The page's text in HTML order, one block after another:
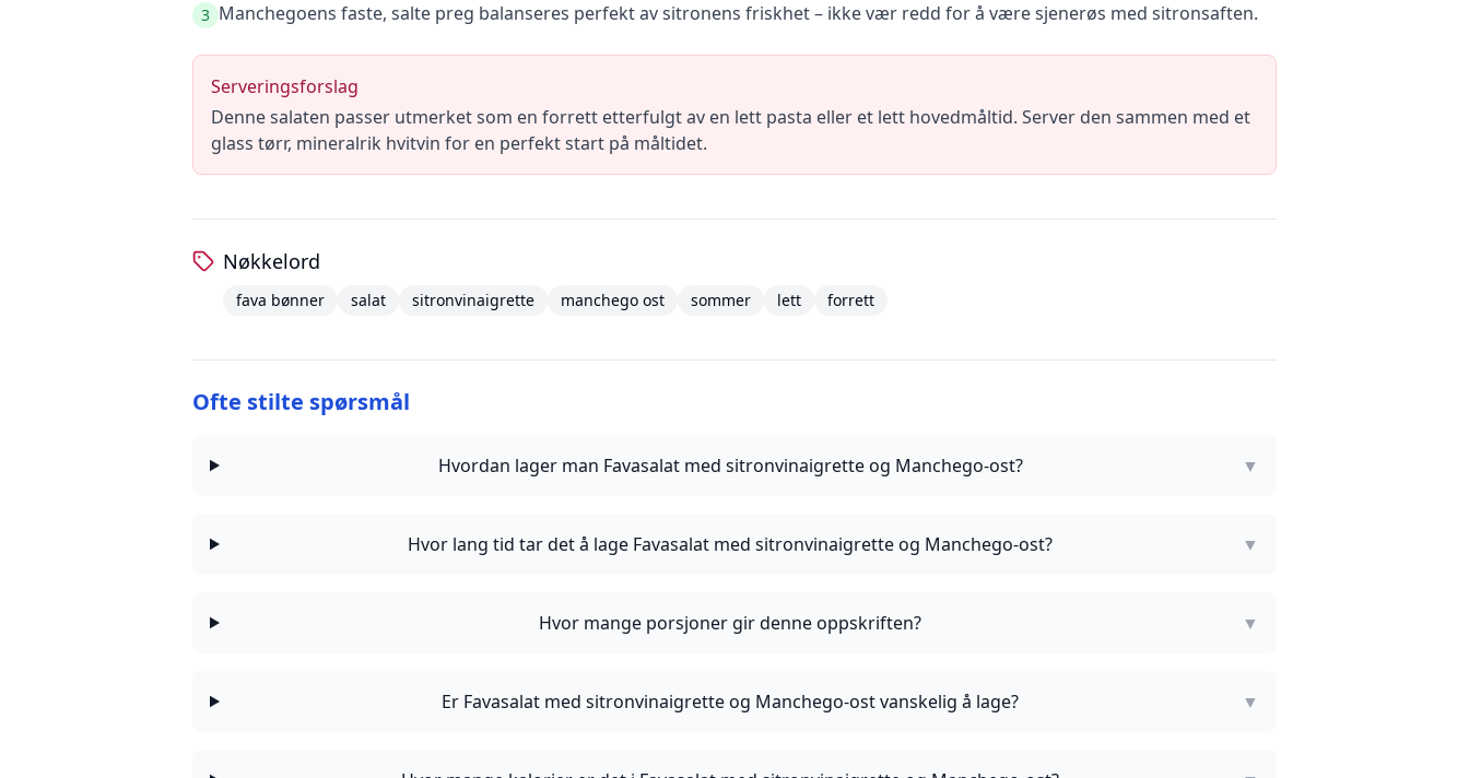
3 Manchegoens faste, salte preg balanseres perfekt av sitronens friskhet – ikke vær redd for å være sjenerøs med sitronsaften.
Serveringsforslag
Denne salaten passer utmerket som en forrett etterfulgt av en lett pasta eller et lett hovedmåltid. Server den sammen med et
glass tørr, mineralrik hvitvin for en perfekt start på måltidet.
Nøkkelord
fava bønner salat sitronvinaigrette manchego ost sommer lett forrett
Ofte stilte spørsmål
Hvordan lager man Favasalat med sitronvinaigrette og Manchego-ost? ▼
Hvor lang tid tar det å lage Favasalat med sitronvinaigrette og Manchego-ost? ▼
Hvor mange porsjoner gir denne oppskriften? ▼
Er Favasalat med sitronvinaigrette og Manchego-ost vanskelig å lage? ▼